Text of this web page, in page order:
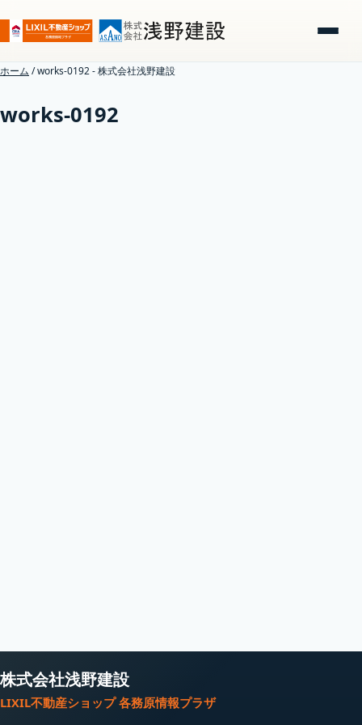
ホーム /works-0192 - 株式会社浅野建設
works-0192
株式会社浅野建設
LIXIL不動産ショップ 各務原情報プラザ